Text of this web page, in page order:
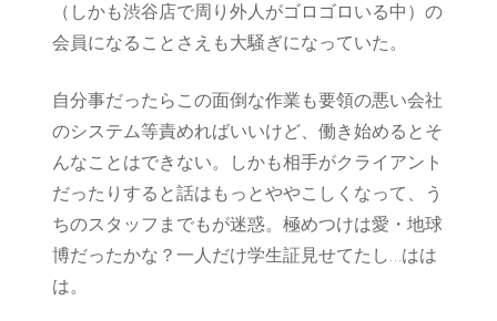
（しかも渋谷店で周り外人がゴロゴロいる中）の
会員になることさえも大騒ぎになっていた。
自分事だったらこの面倒な作業も要領の悪い会社
のシステム等責めればいいけど、働き始めるとそ
んなことはできない。しかも相手がクライアント
だったりすると話はもっとややこしくなって、う
ちのスタッフまでもが迷惑。極めつけは愛・地球
博だったかな？一人だけ学生証見せてたし…はは
は。